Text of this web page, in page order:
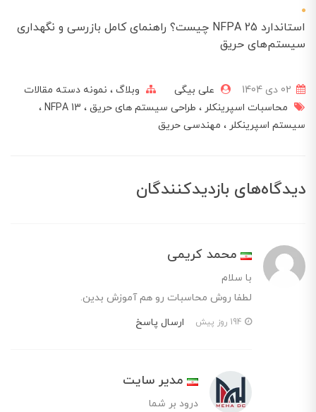
استاندارد NFPA 25 چیست؟ راهنمای کامل بازرسی و نگهداری
سیستم‌های حریق
علی بیگی وبلاگ
نمونه دسته مقالات
محاسبات اسپرینکلر
طراحی سیستم های حریق
NFPA 13
سیستم اسپرینکلر
مهندسی حریق
دیدگاه‌های بازدیدکنندگان
محمد کریمی
با سلام
لطفا روش محاسبات رو هم آموزش بدین.
ارسال پاسخ
مدیر سایت
درود بر شما